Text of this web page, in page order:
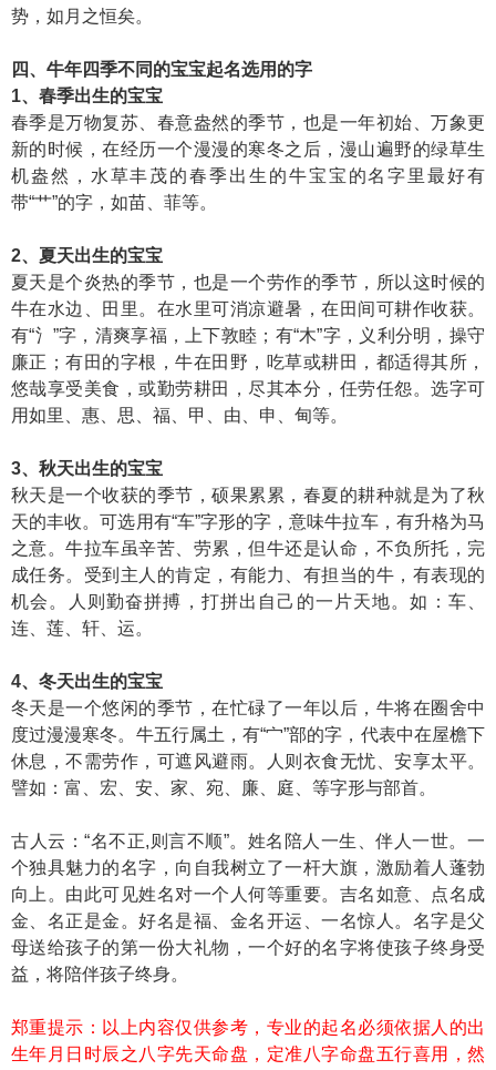
势，如月之恒矣。
四、牛年四季不同的宝宝起名选用的字
1、春季出生的宝宝
春季是万物复苏、春意盎然的季节，也是一年初始、万象更
新的时候，在经历一个漫漫的寒冬之后，漫山遍野的绿草生
机盎然，水草丰茂的春季出生的牛宝宝的名字里最好有
带“艹”的字，如苗、菲等。
2、夏天出生的宝宝
夏天是个炎热的季节，也是一个劳作的季节，所以这时候的
牛在水边、田里。在水里可消凉避暑，在田间可耕作收获。
有“氵”字，清爽享福，上下敦睦；有“木”字，义利分明，操守
廉正；有田的字根，牛在田野，吃草或耕田，都适得其所，
悠哉享受美食，或勤劳耕田，尽其本分，任劳任怨。选字可
用如里、惠、思、福、甲、由、申、甸等。
3、秋天出生的宝宝
秋天是一个收获的季节，硕果累累，春夏的耕种就是为了秋
天的丰收。可选用有“车”字形的字，意味牛拉车，有升格为马
之意。牛拉车虽辛苦、劳累，但牛还是认命，不负所托，完
成任务。受到主人的肯定，有能力、有担当的牛，有表现的
机会。人则勤奋拼搏，打拼出自己的一片天地。如：车、
连、莲、轩、运。
4、冬天出生的宝宝
冬天是一个悠闲的季节，在忙碌了一年以后，牛将在圈舍中
度过漫漫寒冬。牛五行属土，有“宀”部的字，代表中在屋檐下
休息，不需劳作，可遮风避雨。人则衣食无忧、安享太平。
譬如：富、宏、安、家、宛、廉、庭、等字形与部首。
古人云：“名不正,则言不顺”。姓名陪人一生、伴人一世。一
个独具魅力的名字，向自我树立了一杆大旗，激励着人蓬勃
向上。由此可见姓名对一个人何等重要。吉名如意、点名成
金、名正是金。好名是福、金名开运、一名惊人。名字是父
母送给孩子的第一份大礼物，一个好的名字将使孩子终身受
益，将陪伴孩子终身。
郑重提示：以上内容仅供参考，专业的起名必须依据人的出
生年月日时辰之八字先天命盘，定准八字命盘五行喜用，然